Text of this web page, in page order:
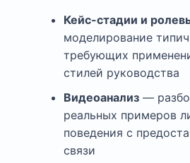
Кейс-стадии и
моделирование
требующих
стилей руководства
Видеоанализ —
реальных примеров
поведения с
связи